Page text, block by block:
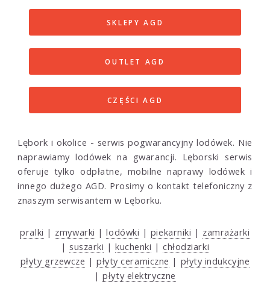
SKLEPY AGD
OUTLET AGD
CZĘŚCI AGD
Lębork i okolice - serwis pogwarancyjny lodówek. Nie
naprawiamy lodówek na gwarancji. Lęborski serwis
oferuje tylko odpłatne, mobilne naprawy lodówek i
innego dużego AGD. Prosimy o kontakt telefoniczny z
znaszym serwisantem w Lęborku.
pralki | zmywarki |lodówki | piekarniki | zamrażarki
| suszarki |kuchenki |chłodziarki
płyty grzewcze |płyty ceramiczne | płyty indukcyjne
|płyty elektryczne